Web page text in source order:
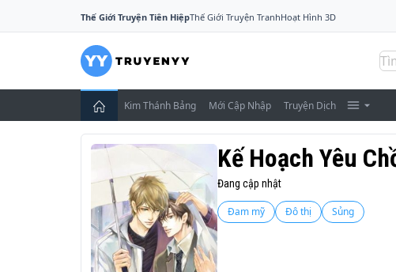
Thế Giới Truyện Tiên HiệpThế Giới Truyện TranhHoạt Hình 3D
Kim Thánh Bảng Mới Cập Nhập Truyện Dịch
Kế Hoạch Yêu
Đang cập nhật
Đam mỹ Đô thị Sủng